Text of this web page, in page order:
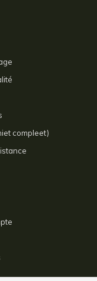
compleet)